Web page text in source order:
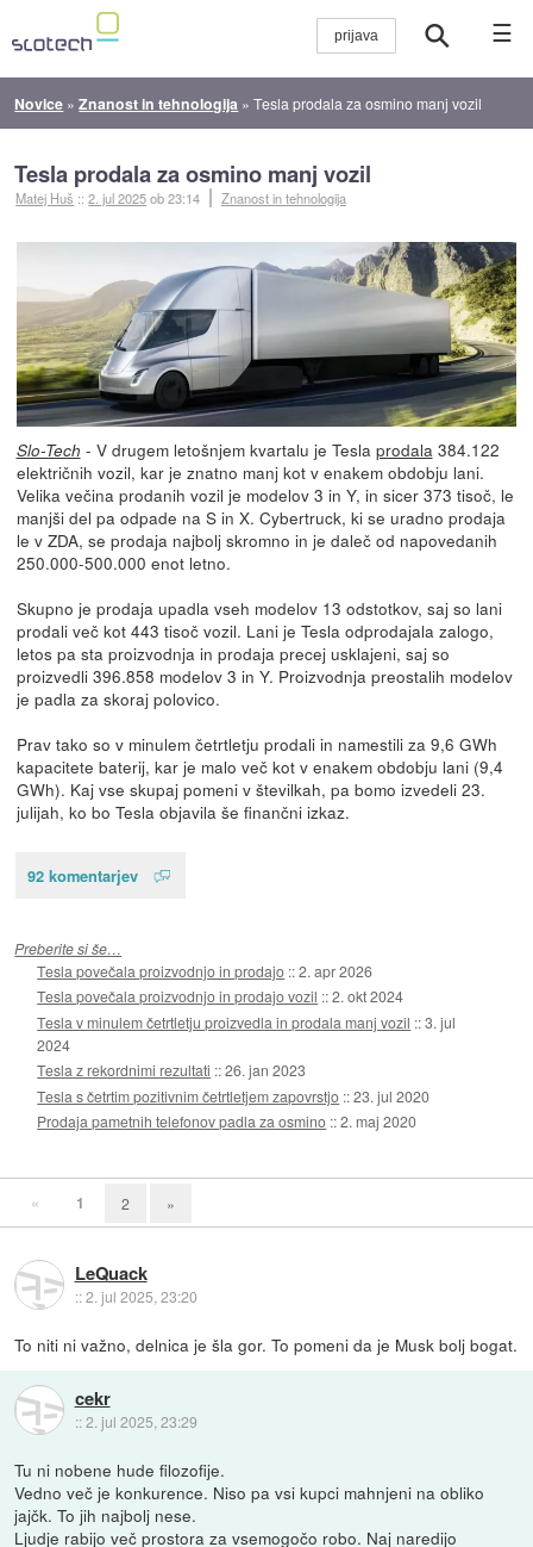
☰
Novice »Znanost in tehnologija »Tesla prodala za osmino manj vozil
Tesla prodala za osmino manj vozil
Matej Huš ::2. jul 2025ob 23:14 Znanost in tehnologija
Slo-Tech - V drugem letošnjem kvartalu je Tesla prodala384.122
električnih vozil, kar je znatno manj kot v enakem obdobju lani.
Velika večina prodanih vozil je modelov 3 in Y, in sicer 373 tisoč, le
manjši del pa odpade na S in X. Cybertruck, ki se uradno prodaja
le v ZDA, se prodaja najbolj skromno in je daleč od napovedanih
250.000-500.000 enot letno.
Skupno je prodaja upadla vseh modelov 13 odstotkov, saj so lani
prodali več kot 443 tisoč vozil. Lani je Tesla odprodajala zalogo,
letos pa sta proizvodnja in prodaja precej usklajeni, saj so
proizvedli 396.858 modelov 3 in Y. Proizvodnja preostalih modelov
je padla za skoraj polovico.
Prav tako so v minulem četrtletju prodali in namestili za 9,6 GWh
kapacitete baterij, kar je malo več kot v enakem obdobju lani (9,4
GWh). Kaj vse skupaj pomeni v številkah, pa bomo izvedeli 23.
julijah, ko bo Tesla objavila še finančni izkaz.
92 komentarjev
Preberite si še…
Tesla povečala proizvodnjo in prodajo ::2. apr 2026
Tesla povečala proizvodnjo in prodajo vozil ::2. okt 2024
Tesla v minulem četrtletju proizvedla in prodala manj vozil ::3. jul
2024
Tesla z rekordnimi rezultati ::26. jan 2023
Tesla s četrtim pozitivnim četrtletjem zapovrstjo ::23. jul 2020
Prodaja pametnih telefonov padla za osmino ::2. maj 2020
« 1 2 »
LeQuack
::2. jul 2025, 23:20
To niti ni važno, delnica je šla gor. To pomeni da je Musk bolj bogat.
cekr
::2. jul 2025, 23:29
Tu ni nobene hude filozofije.
Vedno več je konkurence. Niso pa vsi kupci mahnjeni na obliko
jajčk. To jih najbolj nese.
Ljudje rabijo več prostora za vsemogočo robo. Naj naredijo